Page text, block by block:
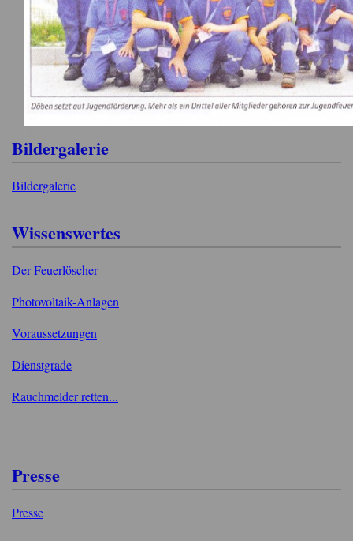
Bildergalerie
Bildergalerie
Wissenswertes
Der Feuerlöscher
Photovoltaik-Anlagen
Voraussetzungen
Dienstgrade
Rauchmelder retten...
Presse
Presse